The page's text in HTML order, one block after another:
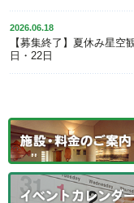
2026.06.18
【募集終了】夏休み星空
日・22日